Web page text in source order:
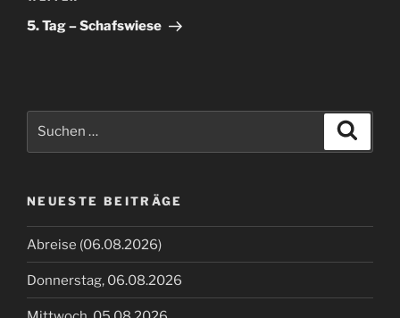
Beitrag
5. Tag – Schafswiese
NEUESTE BEITRÄGE
Abreise (06.08.2026)
Donnerstag, 06.08.2026